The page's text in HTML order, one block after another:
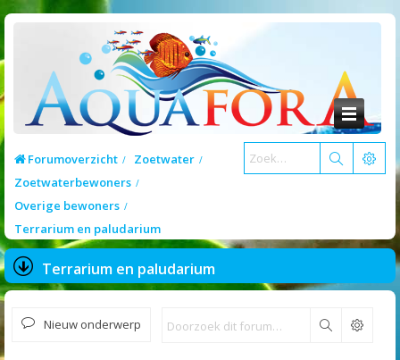
Forumoverzicht
Zoetwater
Zoetwaterbewoners
Overige bewoners
Terrarium en paludarium
Terrarium en paludarium
Nieuw onderwerp Zoek